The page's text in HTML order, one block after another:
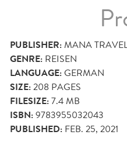
PUBLISHER:MANA
GENRE: REISEN
LANGUAGE:GERMAN
SIZE:208 PAGES
FILESIZE:7.4 MB
ISBN:9783955032043
PUBLISHED: FEB. 25, 2021